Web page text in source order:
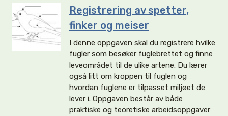
Registrering av spetter,
finker og meiser
I denne oppgaven skal du registrere hvilke
fugler som besøker fuglebrettet og finne
leveområdet til de ulike artene. Du lærer
også litt om kroppen til fuglen og
hvordan fuglene er tilpasset miljøet de
lever i. Oppgaven består av både
praktiske og teoretiske arbeidsoppgaver